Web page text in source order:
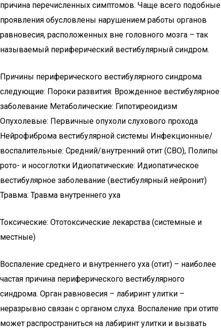
причина перечисленных симптомов. Чаще всего подобные
проявления обусловлены нарушением работы органов
равновесия, расположенных вне головного мозга – так
называемый периферический вестибулярный синдром.
Причины периферического вестибулярного синдрома
следующие: Пороки развития: Врожденное вестибулярное
заболевание Метаболические: Гипотиреоидизм
Опухолевые: Первичные опухоли слухового прохода
Нейрофиброма вестибулярной системы Инфекционные/
воспалительные: Средний/внутренний отит (СВО), Полипы
рото- и носоглотки Идиопатические: Идиопатическое
вестибулярное заболевание (вестибулярный нейронит)
Травма: Травма внутреннего уха
Токсические: Ототоксические лекарства (системные и
местные)
Воспаление среднего и внутреннего уха (отит) – наиболее
частая причина периферического вестибулярного
синдрома. Орган равновесия – лабиринт улитки –
неразрывно связан с органом слуха. Воспаление при отите
может распространиться на лабиринт улитки и вызвать